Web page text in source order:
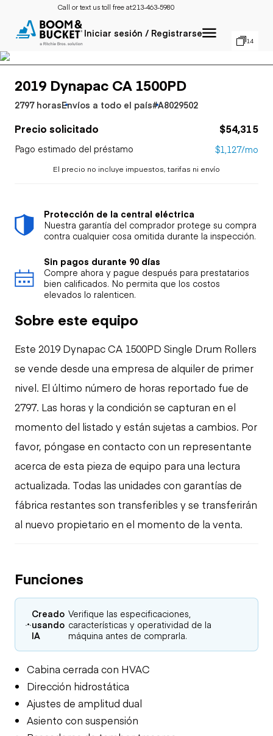
Call or text us toll free at:213-463-5980
Iniciar sesión / Registrarse
14
2019 Dynapac CA 1500PD
2797 horasEnvíos a todo el país#A8029502
Precio solicitado $54,315
Pago estimado del préstamo $1,127/mo
El precio no incluye impuestos, tarifas ni envío
Protección de la central eléctrica
Nuestra garantía del comprador protege su compra
contra cualquier cosa omitida durante la inspección.
Sin pagos durante 90 días
Compre ahora y pague después para prestatarios
bien calificados. No permita que los costos
elevados lo ralenticen.
Sobre este equipo
Este 2019 Dynapac CA 1500PD Single Drum Rollers
se vende desde una empresa de alquiler de primer
nivel. El último número de horas reportado fue de
2797. Las horas y la condición se capturan en el
momento del listado y están sujetas a cambios. Por
favor, póngase en contacto con un representante
acerca de esta pieza de equipo para una lectura
actualizada. Todas las unidades con garantías de
fábrica restantes son transferibles y se transferirán
al nuevo propietario en el momento de la venta.
Funciones
Creado
usando
IA
Verifique las especificaciones,
características y operatividad de la
máquina antes de comprarla.
Cabina cerrada con HVAC
Dirección hidrostática
Ajustes de amplitud dual
Asiento con suspensión